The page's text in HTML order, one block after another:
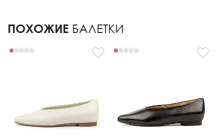
ПОХОЖИЕ БАЛЕТКИ